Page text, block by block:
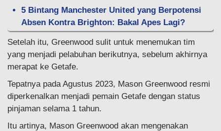
5 Bintang Manchester United yang Berpotensi
Absen Kontra Brighton: Bakal Apes Lagi?
Setelah itu, Greenwood sulit untuk menemukan tim
yang menjadi pelabuhan berikutnya, sebelum akhirnya
merapat ke Getafe.
Tepatnya pada Agustus 2023, Mason Greenwood resmi
diperkenalkan menjadi pemain Getafe dengan status
pinjaman selama 1 tahun.
Itu artinya, Mason Greenwood akan mengenakan